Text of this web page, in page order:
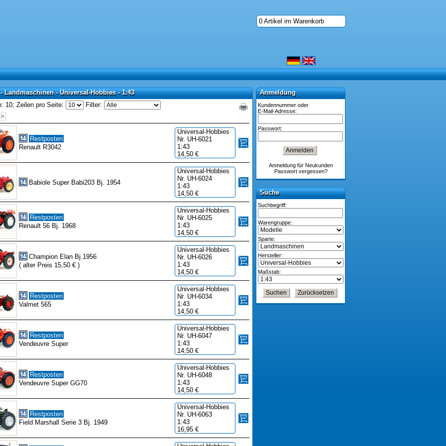
0 Artikel im Warenkorb
Anmeldung
Anmeldung
Kundennummer oder
E-Mail-Adresse:
Passwort:
Anmeldung für Neukunden
Passwort vergessen?
Suche
Suche
Suchbegriff:
Warengruppe:
Sparte:
Hersteller:
Maßstab:
Landmaschinen - Universal-Hobbies - 1:43
Landmaschinen - Universal-Hobbies - 1:43
10; Zeilen pro Seite:
Filter:
Restposten
Renault R3042
Universal-Hobbies
Nr. UH-6021
1:43
14,50 €
Babiole Super Babi203 Bj. 1954
Universal-Hobbies
Nr. UH-6024
1:43
14,50 €
Restposten
Renault 56 Bj. 1968
Universal-Hobbies
Nr. UH-6025
1:43
14,50 €
Champion Elan Bj.1956
( alter Preis 15,50 € )
Universal-Hobbies
Nr. UH-6026
1:43
14,50 €
Restposten
Valmet 565
Universal-Hobbies
Nr. UH-6034
1:43
14,50 €
Restposten
Vendeuvre Super
Universal-Hobbies
Nr. UH-6047
1:43
14,50 €
Restposten
Vendeuvre Super GG70
Universal-Hobbies
Nr. UH-6048
1:43
14,50 €
Restposten
Field Marshall Serie 3 Bj. 1949
Universal-Hobbies
Nr. UH-6063
1:43
16,95 €